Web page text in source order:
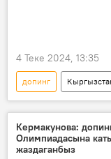
4 Теке 2024, 13:35
допинг
тест
Нургүл Кермакунова
Олимпиада оюндары
Кермакунова:
Олимпиадасына
жаздаганбыз